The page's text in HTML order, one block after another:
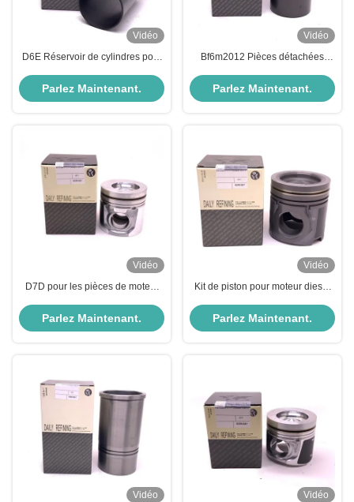
Vidéo
D6E Réservoir de cylindres pour
Volvo 0428-4602
Parlez Maintenant.
Vidéo
Bf6m2012 Pièces détachées
20459997
Parlez Maintenant.
Vidéo
D7D pour les pièces de moteur
VOE40278600
Parlez Maintenant.
Vidéo
Kit de piston pour moteur diesel
204-51076
Parlez Maintenant.
Vidéo
Vidéo